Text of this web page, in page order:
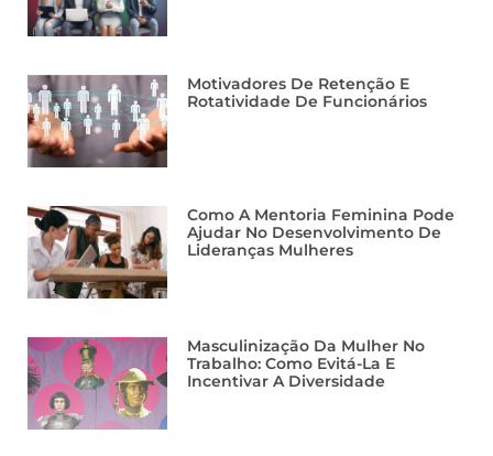
Motivadores De Retenção E
Rotatividade De Funcionários
Como A Mentoria Feminina Pode
Ajudar No Desenvolvimento De
Lideranças Mulheres
Masculinização Da Mulher No
Trabalho: Como Evitá-La E
Incentivar A Diversidade